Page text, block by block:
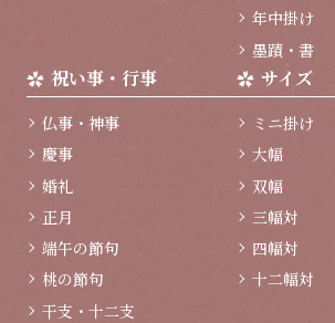
年中掛け
墨蹟・書
祝い事・行事
仏事・神事
慶事
婚礼
正月
端午の節句
桃の節句
干支・十二支
サイズ
ミニ掛け
大幅
双幅
三幅対
四幅対
十二幅対